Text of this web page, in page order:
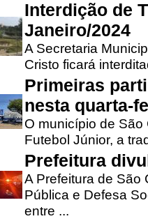
Interdição de
Janeiro/2024
A Secretaria
Cristo ficará
Primeiras
nesta quarta-
O município de
Futebol Júnior, a
Prefeitura
A Prefeitura de São
Pública e Defesa
entre ...